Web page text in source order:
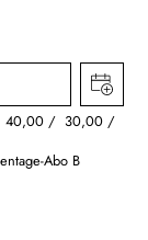
40,00 30,00
Abo B